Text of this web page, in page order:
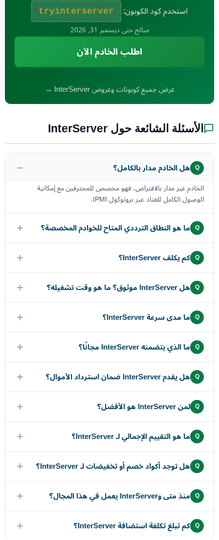
استخدم كود الكوبون: tryinterserver
صالح حتى ديسمبر 31, 2026
اطلب الخادم الآن
عرض جميع كوبونات وعروض InterServer →
الأسئلة الشائعة حول InterServer
Q هل الخادم مدار بالكامل؟
الخادم غير مدار بالافتراض، فهو مخصص للمحترفين مع إمكانية
الوصول الكامل للعتاد عبر بروتوكول IPMI.
Q ما هو النطاق الترددي المتاح للخوادم المخصصة؟
Q كم يكلف InterServer؟
Q هل InterServer موثوق؟ ما هو وقت تشغيله؟
Q ما مدى سرعة InterServer؟
Q ما الذي يتضمنه InterServer مجانًا؟
Q هل يقدم InterServer ضمان استرداد الأموال؟
Q لمن InterServer هو الأفضل؟
Q ما هو التقييم الإجمالي لـ InterServer؟
Q هل توجد أكواد خصم أو تخفيضات لـ InterServer؟
Q منذ متى وInterServer يعمل في هذا المجال؟
Q كم تبلغ تكلفة استضافة InterServer؟